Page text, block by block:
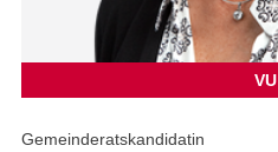
VU
Gemeinderatskandidatin